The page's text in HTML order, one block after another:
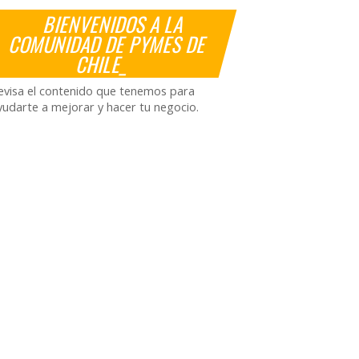
BIENVENIDOS A LA
COMUNIDAD DE PYMES DE
CHILE_
el contenido que tenemos para
a mejorar y hacer tu negocio.